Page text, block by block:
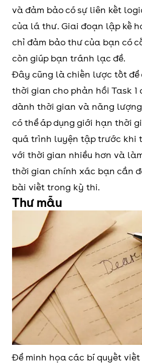
và đảm bảo có sự liên kết
của lá thư. Giai đoạn lập kế
chỉ đảm bảo thư của bạn có
còn giúp bạn tránh lạc đề.
Đây cũng là chiến lược tốt để
thời gian cho phản hồi Task 1
dành thời gian và năng lượng
có thể áp dụng giới hạn thời
quá trình luyện tập trước khi
với thời gian nhiều hơn và
thời gian chính xác bạn cần
bài viết trong kỳ thi.
Thư mẫu
Để minh họa các bí quyết